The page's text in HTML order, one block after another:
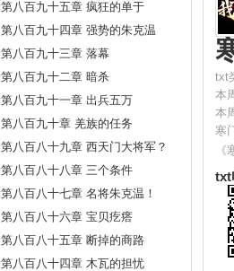
第八百九十五章 疯狂的单于
第八百九十四章 强势的朱克温
第八百九十三章 落幕
第八百九十二章 暗杀
第八百九十一章 出兵五万
第八百九十章 羌族的任务
第八百八十九章 西天门大将军？
第八百八十八章 三个条件
第八百八十七章 名将朱克温！
第八百八十六章 宝贝疙瘩
第八百八十五章 断掉的商路
第八百八十四章 木瓦的担忧
txt
本
本
寒
章
《
txt